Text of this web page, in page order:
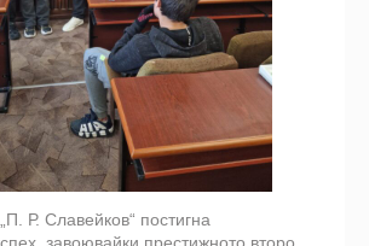
Р. Славейков“ постигна
завоювайки престижното второ